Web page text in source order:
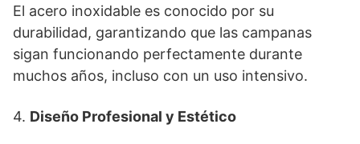
El acero inoxidable es conocido por su
durabilidad, garantizando que las campanas
sigan funcionando perfectamente durante
muchos años, incluso con un uso intensivo.
4. Diseño Profesional y Estético